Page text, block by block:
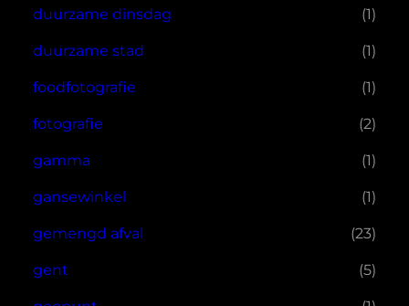
duurzame dinsdag (1)
duurzame stad (1)
foodfotografie (1)
fotografie (2)
gamma (1)
gansewinkel (1)
gemengd afval (23)
gent (5)